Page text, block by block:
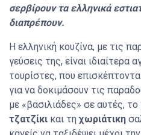
σερβίρουν τα ελληνικά
διαπρέπουν.
Η ελληνική κουζίνα, με τις
γεύσεις της, είναι ιδιαίτερα
τουρίστες, που
για να δοκιμάσουν τις
με «βασιλιάδες» σε αυτές, το
τζατζίκι και τηχωριάτικη